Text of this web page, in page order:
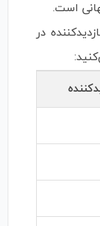
است.
در